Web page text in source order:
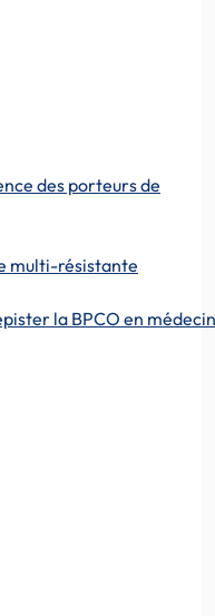
des porteurs de
multi-résistante
la BPCO en